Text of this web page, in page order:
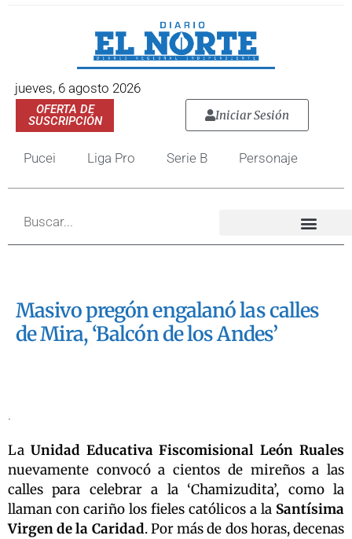
jueves, 6 agosto 2026
OFERTA DE
SUSCRIPCIÓN
Iniciar Sesión
Pucei Liga Pro Serie B Personaje
Masivo pregón engalanó las calles
de Mira, ‘Balcón de los Andes’
.
La Unidad Educativa Fiscomisional León Ruales
nuevamente convocó a cientos de mireños a las
calles para celebrar a la ‘Chamizudita’, como la
llaman con cariño los fieles católicos a la Santísima
Virgen de la Caridad. Por más de dos horas, decenas